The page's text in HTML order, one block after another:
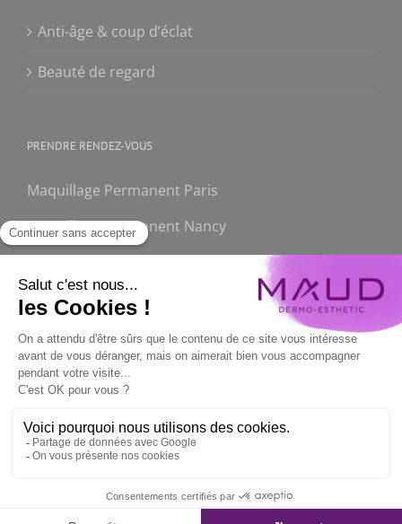
Anti-âge & coup d’éclat
Beauté de regard
PRENDRE RENDEZ-VOUS
Maquillage Permanent Paris
Maquillage Permanent Nancy
FAQ
Maquillage permanent
© 2012-2026 Copyright - MAUD -
FacebookYouTubeLinkedIn
TikTok